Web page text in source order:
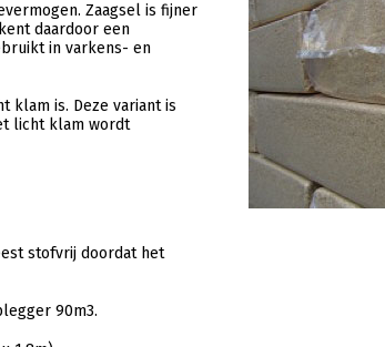
Zaagsel is fijner
daardoor een
in varkens- en
klam is. Deze variant is
licht klam wordt
stofvrij doordat het
90m3.